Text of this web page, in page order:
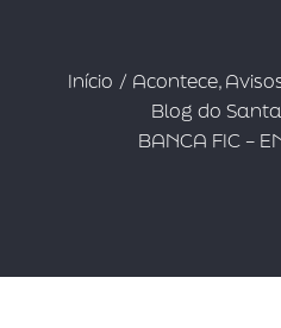
Início Acontece
Blog do Santa
BANCA FIC –